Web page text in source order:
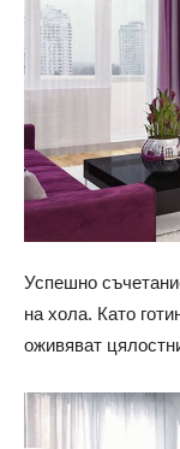
Успешно
на хола. Като
оживяват